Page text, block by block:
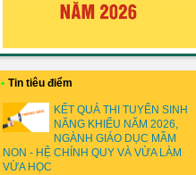
• Tin tiêu điểm
KẾT QUẢ THI TUYỂN SINH
NĂNG KHIẾU NĂM 2026,
NGÀNH GIÁO DỤC MẦM
NON - HỆ CHÍNH QUY VÀ VỪA LÀM
VỪA HỌC